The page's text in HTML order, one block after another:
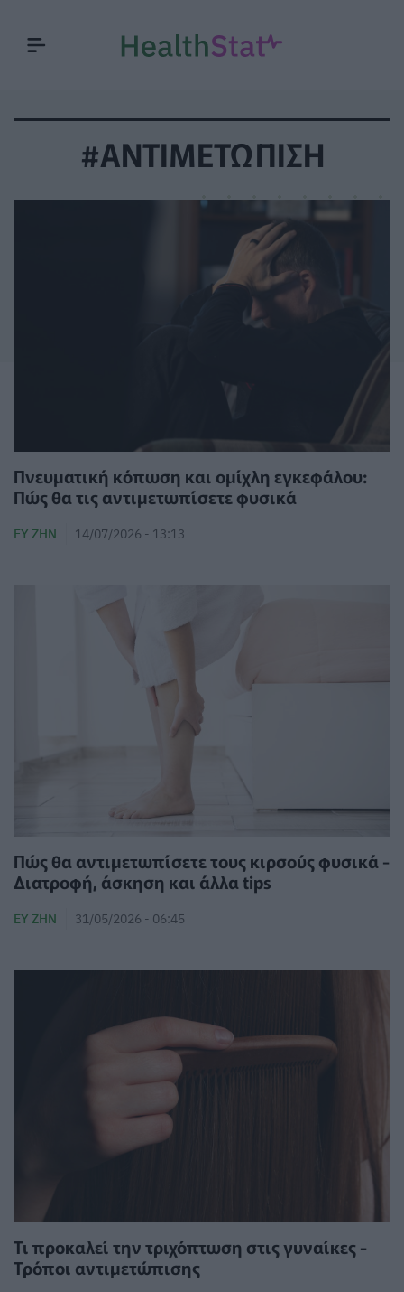
#ΑΝΤΙΜΕΤΩΠΙΣΗ
Πνευματική κόπωση και ομίχλη εγκεφάλου:
Πώς θα τις αντιμετωπίσετε φυσικά
ΕΥ ΖΗΝ 14/07/2026 - 13:13
Πώς θα αντιμετωπίσετε τους κιρσούς φυσικά -
Διατροφή, άσκηση και άλλα tips
ΕΥ ΖΗΝ 31/05/2026 - 06:45
Τι προκαλεί την τριχόπτωση στις γυναίκες -
Τρόποι αντιμετώπισης